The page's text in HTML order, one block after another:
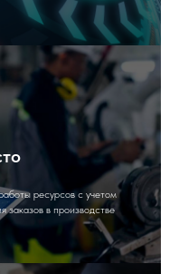
ресурсов с учетом
заказов в производстве